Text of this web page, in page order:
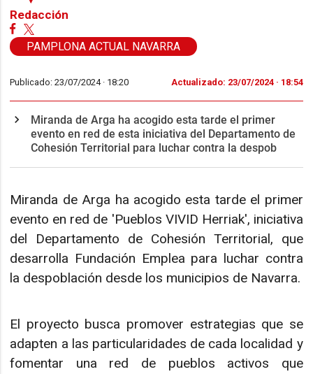
Redacción
PAMPLONA ACTUAL NAVARRA
Publicado: 23/07/2024 · 18:20 Actualizado: 23/07/2024 · 18:54
Miranda de Arga ha acogido esta tarde el primer
evento en red de esta iniciativa del Departamento de
Cohesión Territorial para luchar contra la despob
Miranda de Arga ha acogido esta tarde el primer
evento en red de 'Pueblos VIVID Herriak', iniciativa
del Departamento de Cohesión Territorial, que
desarrolla Fundación Emplea para luchar contra
la despoblación desde los municipios de Navarra.
El proyecto busca promover estrategias que se
adapten a las particularidades de cada localidad y
fomentar una red de pueblos activos que